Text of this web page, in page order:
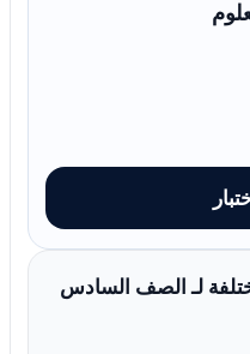
لـ الصف السادس